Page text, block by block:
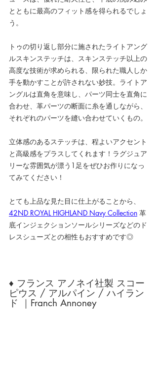
とともに最高のフィット感を得られるでしょ
う。
トゥの切り返し部分に施されたライトアング
ルスキンステッチは、 スキンステッチ以上の
高度な技術が求められる、 限られた職人しか
手を動かすことが許されない妙技。 ライトア
ングルは直角を意味し、パーツ同士を直角に
合わせ、革パーツの断面に糸を通しながら、
それぞれのパーツを縫い合わせていくもの。
立体感のあるステッチは、程よいアクセント
と高級感をプラスしてくれます！ラグジュア
リーな雰囲気が漂う1足をぜひお作りになっ
てみてください！
とても上品な見た目に仕上がることから、
42ND ROYAL HIGHLAND Navy Collection 革
底インジェクションソールシリーズなどのド
レスシューズとの相性もおすすめです◎
♦ フランス アノネイ社製 スコー
ピウス / アルパイン / ハイラン
ド ｜Franch Annoney